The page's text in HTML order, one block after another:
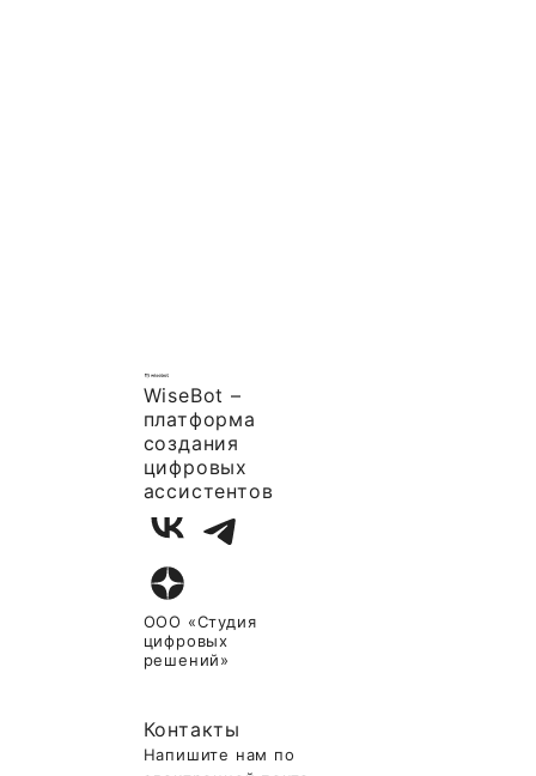
WiseBot –
платформа
создания
цифровых
ассистентов
ООО «Студия
цифровых
решений»
Контакты
Напишите нам по